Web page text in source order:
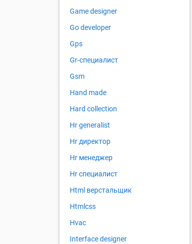
Game designer
Go developer
Gps
Gr-специалист
Gsm
Hand made
Hard collection
Hr generalist
Hr директор
Hr менеджер
Hr специалист
Html верстальщик
Htmlcss
Hvac
Interface designer